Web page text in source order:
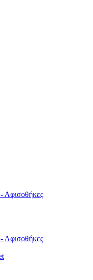
- Αφισοθήκες
- Αφισοθήκες